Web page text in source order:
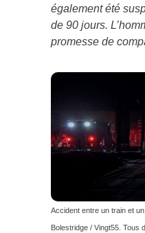
également été
de 90 jours.
promesse de